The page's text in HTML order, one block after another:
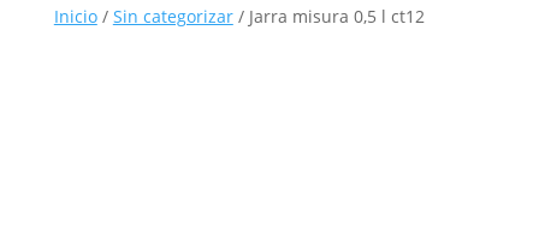
Inicio/ Sin categorizar/ Jarra misura 0,5 l ct12